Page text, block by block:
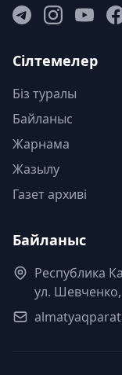
Сілтемелер
Біз туралы
Байланыс
Жарнама
Жазылу
Газет архиві
Байланыс
Республика
ул.